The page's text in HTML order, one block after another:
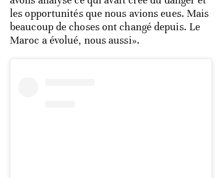
les opportunités que nous avions eues. Mais
beaucoup de choses ont changé depuis. Le
Maroc a évolué, nous aussi».